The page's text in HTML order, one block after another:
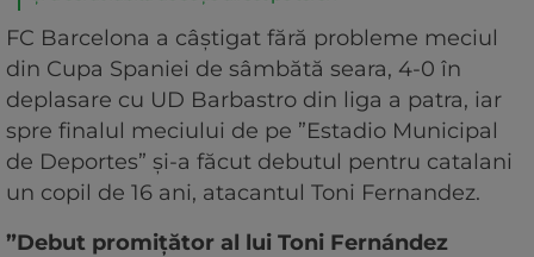
FC Barcelona a câștigat fără probleme meciul
din Cupa Spaniei de sâmbătă seara, 4-0 în
deplasare cu UD Barbastro din liga a patra, iar
spre finalul meciului de pe ”Estadio Municipal
de Deportes” și-a făcut debutul pentru catalani
un copil de 16 ani, atacantul Toni Fernandez.
”Debut promițător al lui Toni Fernández